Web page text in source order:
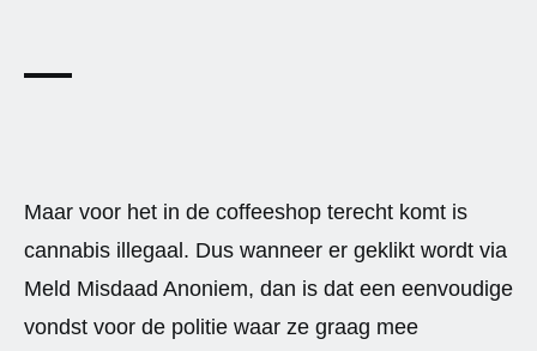
Maar voor het in de coffeeshop terecht komt is
cannabis illegaal. Dus wanneer er geklikt wordt via
Meld Misdaad Anoniem, dan is dat een eenvoudige
vondst voor de politie waar ze graag mee